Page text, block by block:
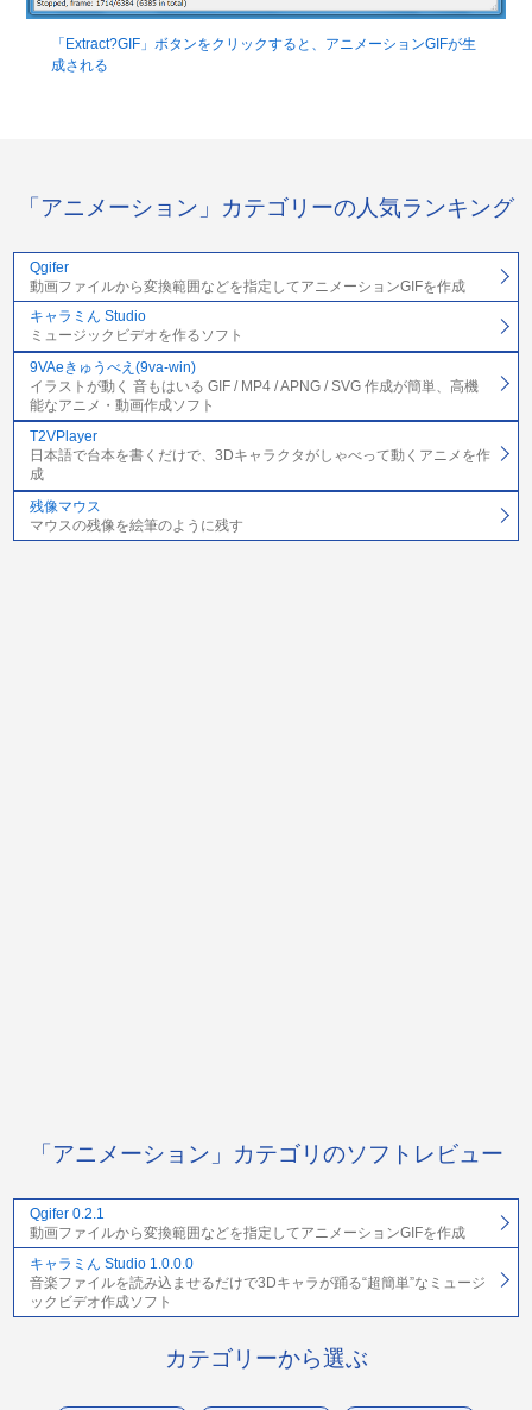
「Extract?GIF」ボタンをクリックすると、アニメーションGIFが生
成される
「アニメーション」カテゴリーの人気ランキング
Qgifer
動画ファイルから変換範囲などを指定してアニメーションGIFを作成
キャラミん Studio
ミュージックビデオを作るソフト
9VAeきゅうべえ(9va-win)
イラストが動く 音もはいる GIF / MP4 / APNG / SVG 作成が簡単、高機
能なアニメ・動画作成ソフト
T2VPlayer
日本語で台本を書くだけで、3Dキャラクタがしゃべって動くアニメを作
成
残像マウス
マウスの残像を絵筆のように残す
「アニメーション」カテゴリのソフトレビュー
Qgifer 0.2.1
動画ファイルから変換範囲などを指定してアニメーションGIFを作成
キャラミん Studio 1.0.0.0
音楽ファイルを読み込ませるだけで3Dキャラが踊る“超簡単”なミュージ
ックビデオ作成ソフト
カテゴリーから選ぶ